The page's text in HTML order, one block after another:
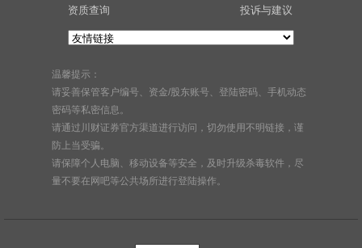
资质查询 投诉与建议
温馨提示：
请妥善保管客户编号、资金/股东账号、登陆密码、手机动态
密码等私密信息。
请通过川财证券官方渠道进行访问，切勿使用不明链接，谨
防上当受骗。
请保障个人电脑、移动设备等安全，及时升级杀毒软件，尽
量不要在网吧等公共场所进行登陆操作。